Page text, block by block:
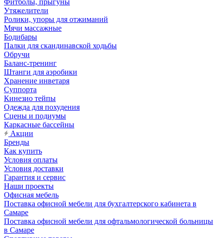
Фитболы, прыгуны
Утяжелители
Ролики, упоры для отжиманий
Мячи массажные
Бодибары
Палки для скандинавской ходьбы
Обручи
Баланс-тренинг
Штанги для аэробики
Хранение инветаря
Суппорта
Кинезио тейпы
Одежда для похудения
Сцены и подиумы
Каркасные бассейны
Акции
Бренды
Как купить
Условия оплаты
Условия доставки
Гарантия и сервис
Наши проекты
Офисная мебель
Поставка офисной мебели для бухгалтерского кабинета в
Самаре
Поставка офисной мебели для офтальмологической больницы
в Самаре